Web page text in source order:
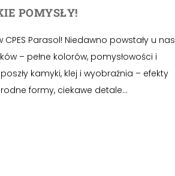
POMYSŁY!
Parasol! Niedawno powstały u nas
– pełne kolorów, pomysłowości i
kamyki, klej i wyobraźnia – efekty
formy, ciekawe detale...